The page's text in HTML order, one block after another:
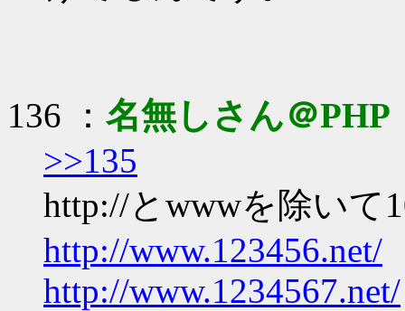
136 ： 名無しさん＠PHP
>>135
http://とwwwを除いて
http://www.123456.net/
http://www.1234567.net/